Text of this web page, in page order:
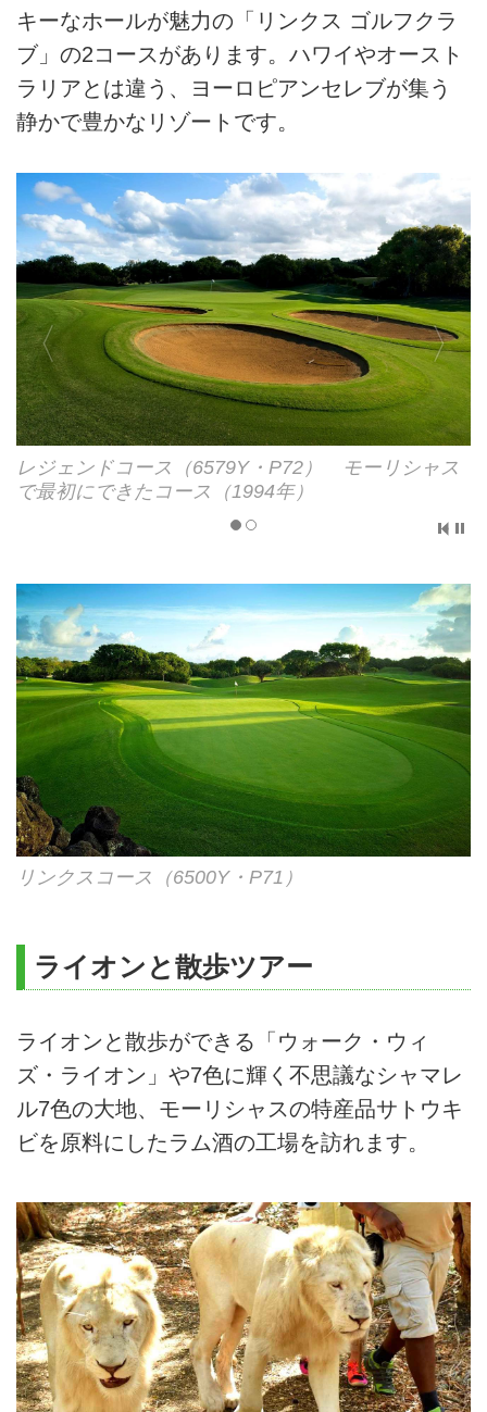
キーなホールが魅力の「リンクス ゴルフクラ
ブ」の2コースがあります。ハワイやオースト
ラリアとは違う、ヨーロピアンセレブが集う
静かで豊かなリゾートです。
レジェンドコース（6579Y・P72） モーリシャス
で最初にできたコース（1994年）
レジェンドコース（6579Y・P72） モーリシャス
で最初にできたコース（1994年）
リンクスコース（6500Y・P71）
ライオンと散歩ツアー
ライオンと散歩ができる「ウォーク・ウィ
ズ・ライオン」や7色に輝く不思議なシャマレ
ル7色の大地、モーリシャスの特産品サトウキ
ビを原料にしたラム酒の工場を訪れます。